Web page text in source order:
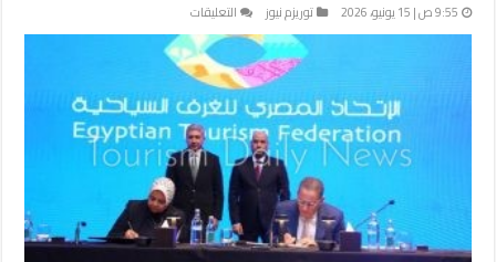
9:55 ص | 15 يونيو، 2026 توريزم نيوز التعليقات
بحضور
وزيرين
اطلاق
مبادرة
تراخيص
عمل
الأجانب
بمنشآت
السياحة
ودعم
الاستثمار